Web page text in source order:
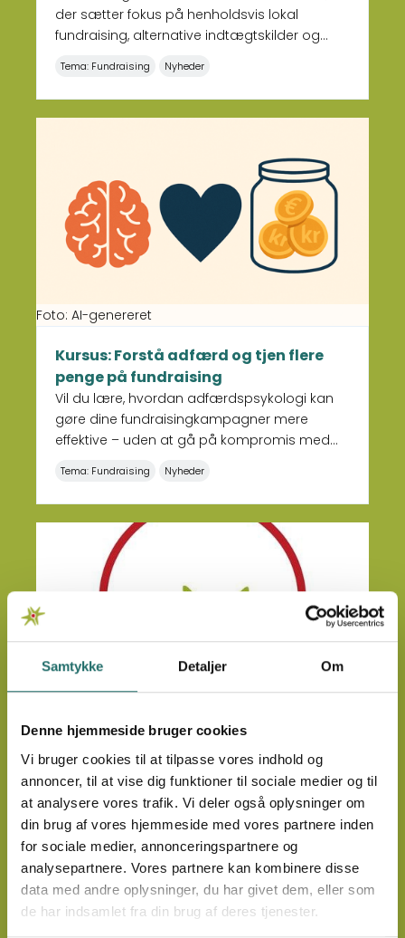
Samtykke Detaljer Om
Denne hjemmeside bruger cookies
Vi bruger cookies til at tilpasse vores indhold og
annoncer, til at vise dig funktioner til sociale medier og til
at analysere vores trafik. Vi deler også oplysninger om
din brug af vores hjemmeside med vores partnere inden
for sociale medier, annonceringspartnere og
analysepartnere. Vores partnere kan kombinere disse
data med andre oplysninger, du har givet dem, eller som
de har indsamlet fra din brug af deres tjenester.
der sætter fokus på henholdsvis lokal
fundraising, alternative indtægtskilder og
giver både strategiske perspektiver og
konkrete værktøjer, uanset om I er nye i
arbejdet med fundraising eller ønsker at
Tema: Fundraising Nyheder
Foto: AI-genereret
Kursus: Forstå adfærd og tjen flere
penge på fundraising
Vil du lære, hvordan adfærdspsykologi kan
gøre dine fundraisingkampagner mere
effektive – uden at gå på kompromis med
Tema: Fundraising Nyheder
Forstå adfærd og tjen flere penge på
fundraising
Psykolog David Hvidbak forklarer, hvordan
små faktorer som tidspres, vaner og now
bias former vores beslutninger – og hvordan
indsigter fra adfærdspsykologien kan bruges
til at få gode intentioner til at blive til
handling. Samtalen er optakt til kurset “Forstå
Podcast og artikel Nyheder Tema: Fundraising
Læs mere om Forstå adfærd og tjen flere penge på